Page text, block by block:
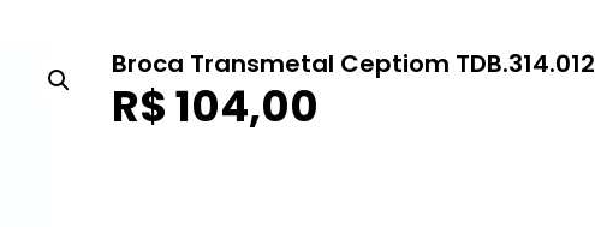
Broca Transmetal Ceptiom TDB.314.012
R$104,00